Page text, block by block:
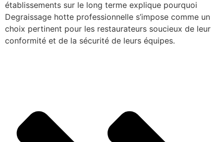
établissements sur le long terme explique pourquoi
Degraissage hotte professionnelle s’impose comme un
choix pertinent pour les restaurateurs soucieux de leur
conformité et de la sécurité de leurs équipes.